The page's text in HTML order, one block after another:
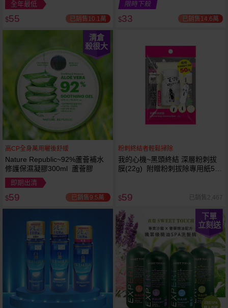
全年最低
$55 已銷售10.1萬
限時下殺
$33 已銷售14.6萬
清倉
殺很大
高CP全身萬用曬後舒緩
Nature Republic~92%蘆薈補水
修護保濕凝膠300ml 蘆薈膠
即期出清
$59 已銷售9.5萬
粉刺終結者輕鬆掃除
我的心機~黑頭終結 深層粉刺拔
膜(22g) 附贈粉刺拔除專用紙50
$59 已銷售2,467
下單
立刻送